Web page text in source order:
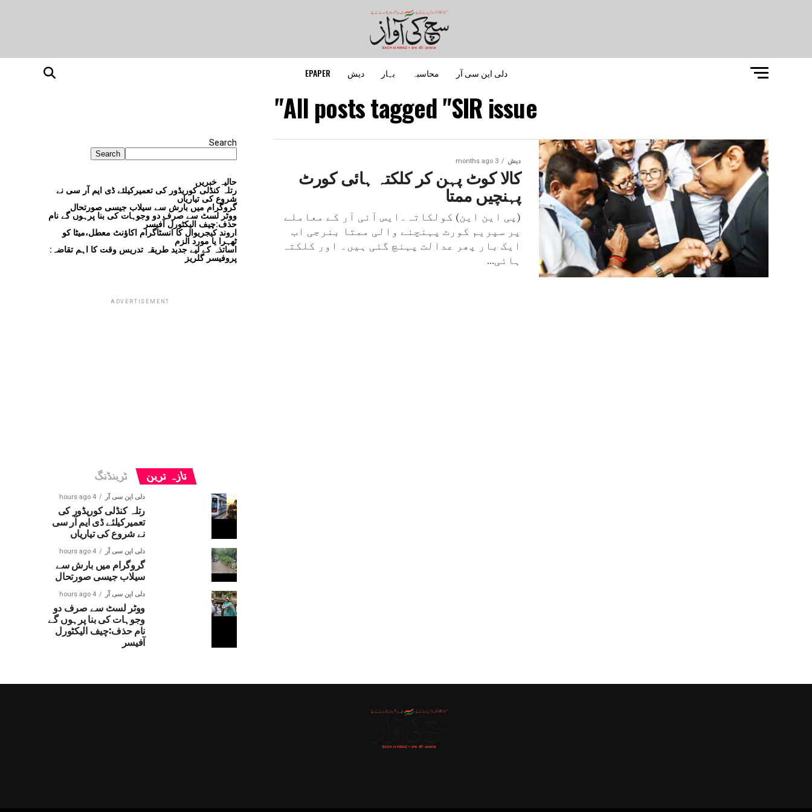
دلی این سی آر محاسبہ بہار دیش EPAPER
All posts tagged "SIR issue"
دیش 3 months ago
کالا کوٹ پہن کر کلکتہ ہائی کورٹ
پہنچیں ممتا
(پی این این) کولکاتہ۔ایس آئی آر کے معاملے
پر سپریم کورٹ پہنچنے والی ممتا بنرجی اب
ایک بار پھر عدالت پہنچ گئی ہیں۔ اور کلکتہ
ہائی...
Search
Search
حالیہ خبریں
رتلہ کنڈلی کوریڈور کی تعمیرکیلئے ڈی ایم آر سی نے
شروع کی تیاریاں
گروگرام میں بارش سے سیلاب جیسی صورتحال
ووٹر لسٹ سے صرف دو وجوہات کی بنا پرہوں گے نام
حذف:چیف الیکٹورل آفیسر
اروند کیجریوال کا انسٹاگرام اکاؤنٹ معطل،میٹا کو
ٹھہرا یا مورد الزم
اساتذہ کے لیے جدید طریقہ تدریس وقت کا اہم تقاضہ:
پروفیسر گلریز
ADVERTISEMENT
تازہ ترین ٹرینڈنگ
دلی این سی آر 4 hours ago
رتلہ کنڈلی کوریڈور کی
تعمیرکیلئے ڈی ایم آر سی
نے شروع کی تیاریاں
دلی این سی آر 4 hours ago
گروگرام میں بارش سے
سیلاب جیسی صورتحال
دلی این سی آر 4 hours ago
ووٹر لسٹ سے صرف دو
وجوہات کی بنا پرہوں گے
نام حذف:چیف الیکٹورل
آفیسر